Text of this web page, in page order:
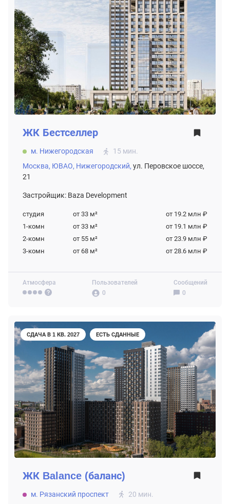
Атмосфера
Пользователей
0
Сообщений
0
ЖК Бестселлер
м. Нижегородская
15 мин.
Москва, ЮВАО, Нижегородский, ул. Перовское шоссе,
21
Застройщик: Baza Development
студия от 33 м²
от 19.2 млн ₽
1-комн
от 33 м²
от 19.1 млн ₽
2-комн
от 55 м²
от 23.9 млн ₽
3-комн
от 68 м² от 28.6 млн ₽
СДАЧА В 1 КВ. 2027 ЕСТЬ СДАННЫЕ
ЖК Balance (баланс)
м. Рязанский проспект
20 мин.